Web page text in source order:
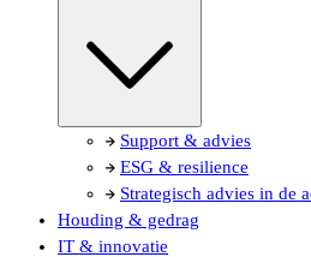
Support & advies
ESG & resilience
Strategisch advies in de
Houding & gedrag
IT & innovatie